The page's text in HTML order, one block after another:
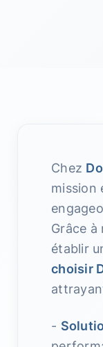
Chez
mission
Grâce
établir
choisir
-